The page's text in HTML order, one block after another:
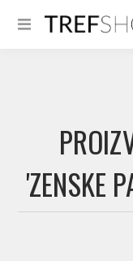
'ZENSKE